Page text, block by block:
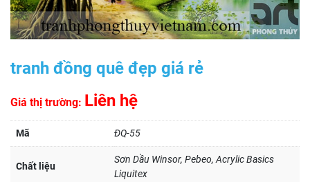
tranh đồng quê đẹp giá rẻ
Giá thị trường: Liên hệ
Mã ĐQ-55
Chất liệu
Sơn Dầu Winsor, Pebeo, Acrylic Basics
Liquitex